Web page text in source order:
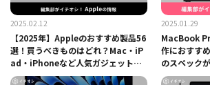
2025.02.12
【2025年】Appleのおすすめ製品56
選！買うべきものはどれ？Mac・iP
ad・iPhoneなど人気ガジェットま
とめ
2025.01.29
MacBook
作におすす
のスペック